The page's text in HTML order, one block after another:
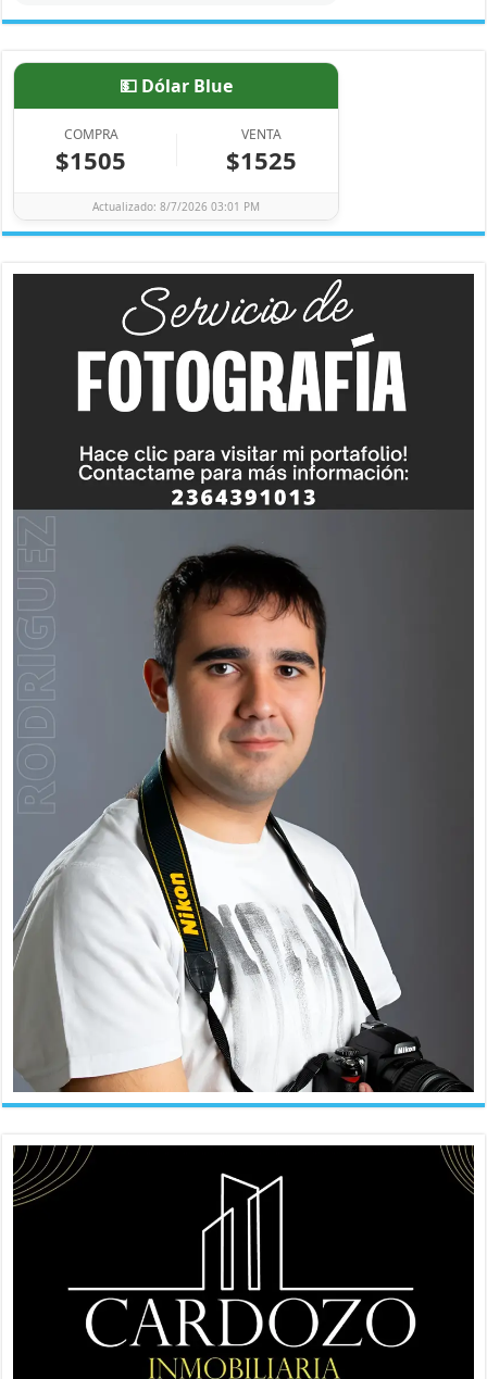
💵 Dólar Blue
COMPRA
$1505
VENTA
$1525
Actualizado: 8/7/2026 03:01 PM